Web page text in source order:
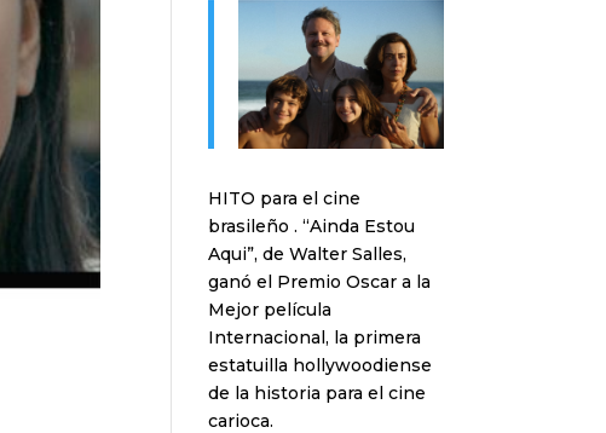
HITO para el cine
brasileño . “Ainda Estou
Aqui”, de Walter Salles,
ganó el Premio Oscar a la
Mejor película
Internacional, la primera
estatuilla hollywoodiense
de la historia para el cine
carioca.